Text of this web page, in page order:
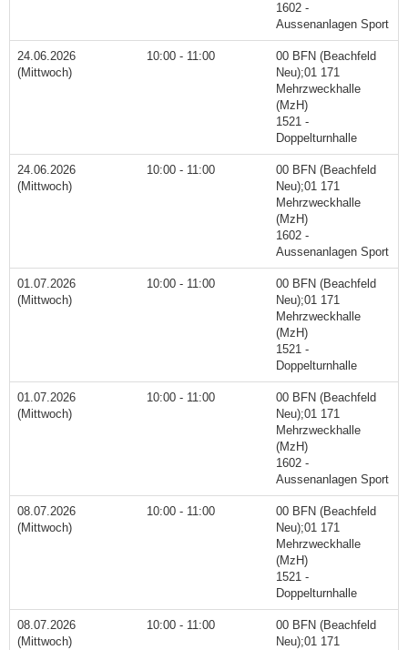
1602 -
Aussenanlagen Sport
24.06.2026
(Mittwoch)
10:00 - 11:00
00 BFN (Beachfeld
Neu);01 171
Mehrzweckhalle
(MzH)
1521 -
Doppelturnhalle
24.06.2026
(Mittwoch)
10:00 - 11:00
00 BFN (Beachfeld
Neu);01 171
Mehrzweckhalle
(MzH)
1602 -
Aussenanlagen Sport
01.07.2026
(Mittwoch)
10:00 - 11:00
00 BFN (Beachfeld
Neu);01 171
Mehrzweckhalle
(MzH)
1521 -
Doppelturnhalle
01.07.2026
(Mittwoch)
10:00 - 11:00
00 BFN (Beachfeld
Neu);01 171
Mehrzweckhalle
(MzH)
1602 -
Aussenanlagen Sport
08.07.2026
(Mittwoch)
10:00 - 11:00
00 BFN (Beachfeld
Neu);01 171
Mehrzweckhalle
(MzH)
1521 -
Doppelturnhalle
08.07.2026
(Mittwoch)
10:00 - 11:00
00 BFN (Beachfeld
Neu);01 171